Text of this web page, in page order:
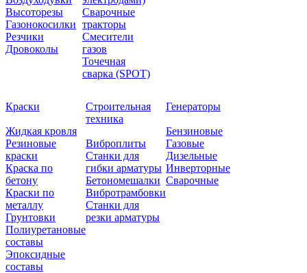
Высоторезы
Газонокосилки
Резчики
Дровоколы
Сварочные
тракторы
Смесители
газов
Точечная
сварка (SPOT)
Краски
Жидкая кровля
Резиновые
краски
Краска по
бетону
Краски по
металлу
Грунтовки
Полиуретановые
составы
Эпоксидные
составы
Строительная
техника
Виброплиты
Станки для
гибки арматуры
Бетономешалки
Вибротрамбовки
Станки для
резки арматуры
Генераторы
Бензиновые
Газовые
Дизельные
Инверторные
Сварочные